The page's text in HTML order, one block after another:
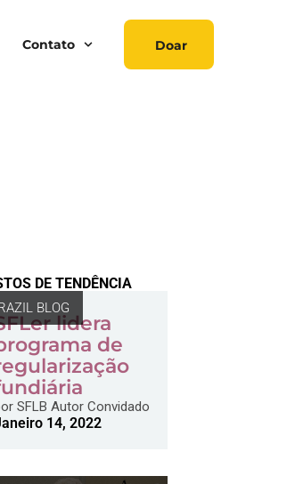
Contato Doar
DE TENDÊNCIA
BLOG
lidera
de
SFLB Autor Convidado
14, 2022